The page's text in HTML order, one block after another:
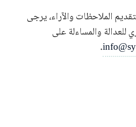
الملاحظات والآراء، يرجى
للعدالة والمساءلة على
.